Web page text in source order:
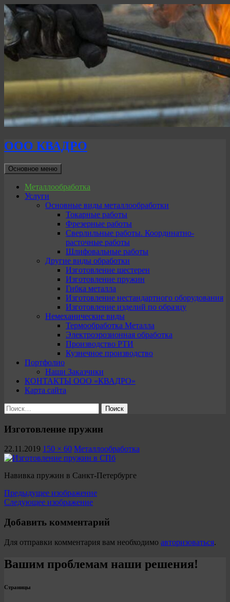
ООО КВАДРО
Поиск
Основное меню
к
содержимому
Металлообработка
Услуги
Основные виды металлообработки
Токарные работы
Фрезерные работы
Сверлильные работы. Координатно-
расточные работы
Шлифовальные работы
Другие виды обработки
Изготовление шестерен
Изготовление пружин
Гибка металла
Изготовление нестандартного оборудования
Изготовление изделий по образцу
Немеханические виды
Термообработка Металла
Электроэрозионная обработка
Производство РТИ
Кузнечное производство
Портфолио
Наши Заказчики
КОНТАКТЫ ООО «КВАДРО»
Карта сайта
Найти:
Изготовление пружин
22.11.2019 150 × 60 Металлообработка
Навивка пружин в Санкт-Петербурге
Предыдущее изображение
Следующее изображение
Добавить комментарий
Для отправки комментария вам необходимо авторизоваться.
Вашим проблемам наши решения!
Страницы